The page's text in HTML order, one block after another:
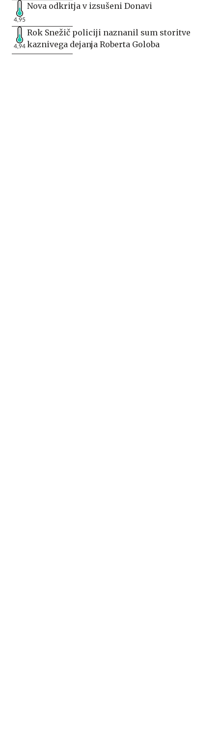
4,95
Nova odkritja v izsušeni Donavi
4,94
Rok Snežič policiji naznanil sum storitve
kaznivega dejanja Roberta Goloba